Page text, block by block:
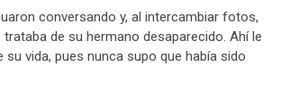
conversando y, al intercambiar fotos,
de su hermano desaparecido. Ahí le
vida, pues nunca supo que había sido